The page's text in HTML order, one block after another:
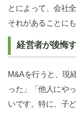
とによって、会社
それがあることに
経営者が後悔
M&Aを行うと、現
った」「他人にや
いです。特に、子